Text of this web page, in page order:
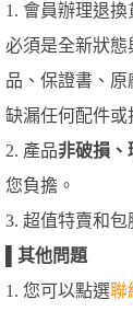
1. 會員辦理退
必須是全新狀態
品、保證書、
缺漏任何配件或
2. 產品非破損、
您負擔。
3. 超值特賣和包
其他問題
1. 您可以點選聯